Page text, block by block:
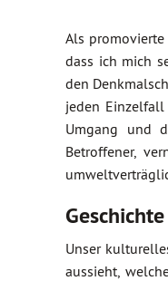
Als
dass ich mich
den
jeden Einzelfall
Umgang und
Betroffener,
Unser
aussieht,